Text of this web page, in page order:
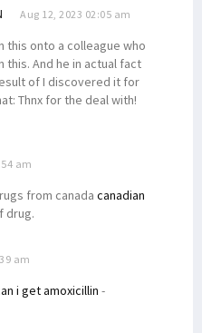
Aug 12, 2023 02:05 am
this onto a colleague who
this. And he in actual fact
of I discovered it for
Thnx for the deal with!
am
from canada canadian
drug.
am
i get amoxicillin -